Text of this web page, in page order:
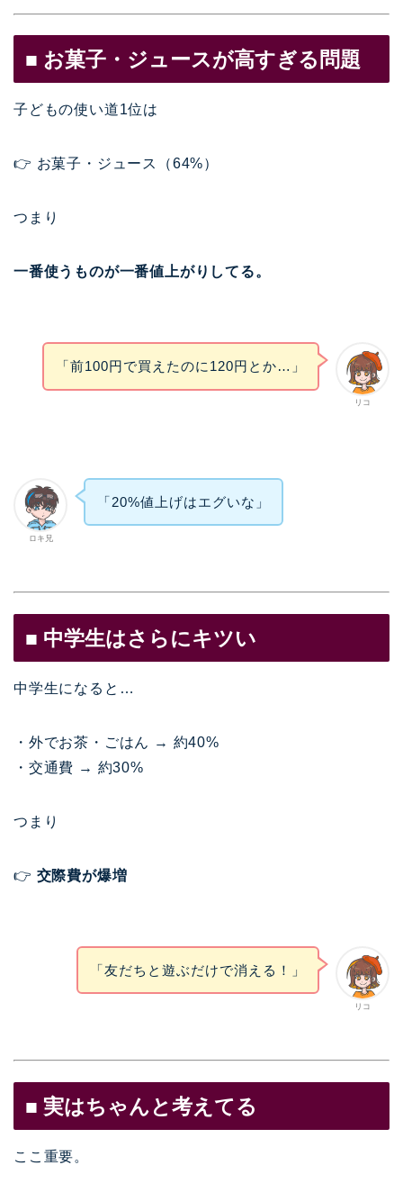
■ お菓子・ジュースが高すぎる問題
子どもの使い道1位は
👉 お菓子・ジュース（64%）
つまり
一番使うものが一番値上がりしてる。
リコ
「前100円で買えたのに120円とか…」
ロキ兄
「20%値上げはエグいな」
■ 中学生はさらにキツい
中学生になると…
・外でお茶・ごはん → 約40%
・交通費 → 約30%
つまり
👉 交際費が爆増
リコ
「友だちと遊ぶだけで消える！」
■ 実はちゃんと考えてる
ここ重要。